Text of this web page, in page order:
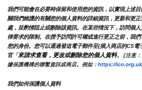
我們可能會在必要時保留和使用您的資訊，以實現上述
關我們維護的有關您的個人資料的詳細資訊，更新和更
處，並酌情阻止或刪除該資訊。在某些情況下，訪問個
律要求的限制。在授予訪問許可權或進行更正之前，我
您的身份。您可以通過發送電子郵件至{插入商店的CS
官「來請求查看，更改或刪除您的個人資料。
[注意
據保護機構的聯繫資訊或商店。例如： https://
我們如何保護個人資料